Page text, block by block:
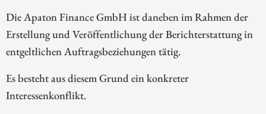
Die Apaton Finance GmbH ist daneben im Rahmen der
Erstellung und Veröffentlichung der Berichterstattung in
entgeltlichen Auftragsbeziehungen tätig.
Es besteht aus diesem Grund ein konkreter
Interessenkonflikt.